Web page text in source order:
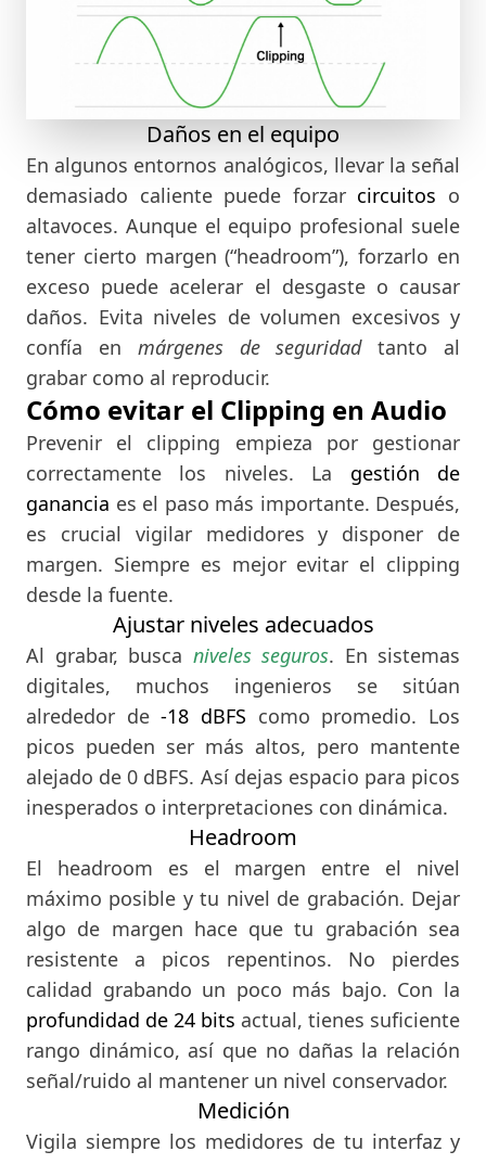
Daños en el equipo
En algunos entornos analógicos, llevar la señal
demasiado caliente puede forzar circuitos o
altavoces. Aunque el equipo profesional suele
tener cierto margen (“headroom”), forzarlo en
exceso puede acelerar el desgaste o causar
daños. Evita niveles de volumen excesivos y
confía en márgenes de seguridadtanto al
grabar como al reproducir.
Cómo evitar el Clipping en Audio
Prevenir el clipping empieza por gestionar
correctamente los niveles. La gestión de
ganancia es el paso más importante. Después,
es crucial vigilar medidores y disponer de
margen. Siempre es mejor evitar el clipping
desde la fuente.
Ajustar niveles adecuados
Al grabar, busca niveles seguros. En sistemas
digitales, muchos ingenieros se sitúan
alrededor de-18 dBFS como promedio. Los
picos pueden ser más altos, pero mantente
alejado de 0 dBFS. Así dejas espacio para picos
inesperados o interpretaciones con dinámica.
Headroom
El headroom es el margen entre el nivel
máximo posible y tu nivel de grabación. Dejar
algo de margen hace que tu grabación sea
resistente a picos repentinos. No pierdes
calidad grabando un poco más bajo. Con la
profundidad de 24 bits actual, tienes suficiente
rango dinámico, así que no dañas la relación
señal/ruido al mantener un nivel conservador.
Medición
Vigila siempre los medidores de tu interfaz y